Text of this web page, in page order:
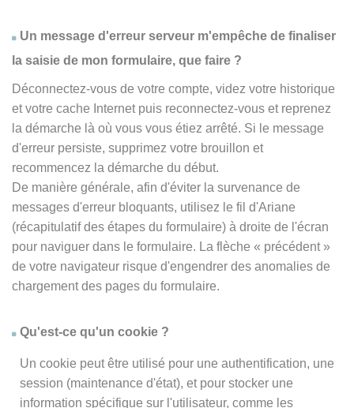
Un message d'erreur serveur m'empêche de finaliser
la saisie de mon formulaire, que faire ?
Déconnectez-vous de votre compte, videz votre historique
et votre cache Internet puis reconnectez-vous et reprenez
la démarche là où vous vous étiez arrêté. Si le message
d'erreur persiste, supprimez votre brouillon et
recommencez la démarche du début.
De manière générale, afin d'éviter la survenance de
messages d'erreur bloquants, utilisez le fil d'Ariane
(récapitulatif des étapes du formulaire) à droite de l'écran
pour naviguer dans le formulaire. La flèche « précédent »
de votre navigateur risque d'engendrer des anomalies de
chargement des pages du formulaire.
Qu'est-ce qu'un cookie ?
Un cookie peut être utilisé pour une authentification, une
session (maintenance d'état), et pour stocker une
information spécifique sur l'utilisateur, comme les